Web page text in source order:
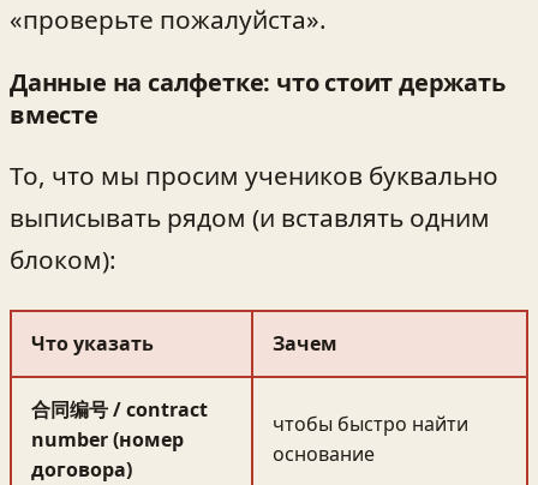
«проверьте пожалуйста».
Данные на салфетке: что стоит держать
вместе
То, что мы просим учеников буквально
выписывать рядом (и вставлять одним
блоком):
Что указать Зачем
合同编号 / contract
number (номер
договора)
чтобы быстро найти
основание